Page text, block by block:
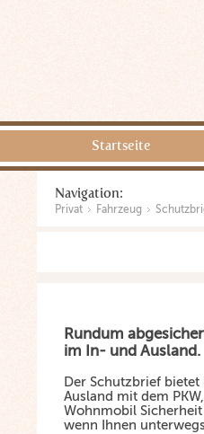
Startseite
Navigation:
Privat Fahrzeug
Rundum
im In- und Ausland.
Der Schutzbrief
Ausland mit dem
Wohnmobil
wenn Ihnen